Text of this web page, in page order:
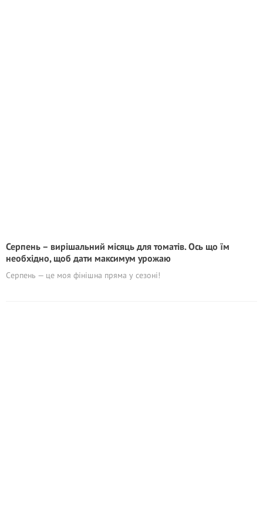
Серпень – вирішальний місяць для томатів. Ось що їм
необхідно, щоб дати максимум урожаю
Серпень — це моя фінішна пряма у сезоні!